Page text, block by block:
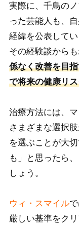
実際に、千鳥の
った芸能人も、
経緯を公表してい
その経験談からも
係なく改善を目
で将来の健康リ
治療方法には、
さまざまな選択
を選ぶことが大
も」と思ったら
しょう。
ウィ・スマイル
厳しい基準をク